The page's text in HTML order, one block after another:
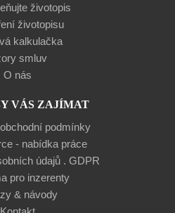
životopis
životopisu
kalkulačka
smluv
O nás
VÁS ZAJÍMAT
podmínky
- nabídka práce
údajů . GDPR
pro inzerenty
& návody